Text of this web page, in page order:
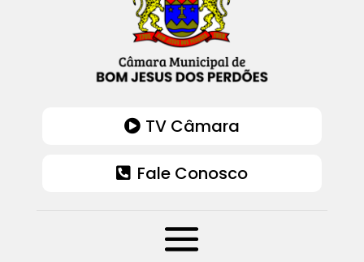
TV Câmara
Fale Conosco